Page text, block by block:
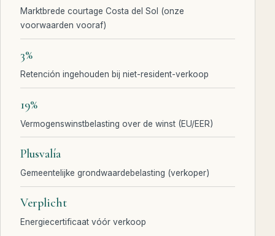
Marktbrede courtage Costa del Sol (onze
voorwaarden vooraf)
3%
Retención ingehouden bij niet-resident-verkoop
19%
Vermogenswinstbelasting over de winst (EU/EER)
Plusvalía
Gemeentelijke grondwaardebelasting (verkoper)
Verplicht
Energiecertificaat vóór verkoop